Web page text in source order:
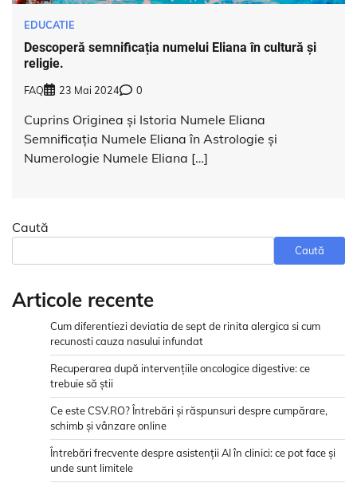
EDUCATIE
Descoperă semnificația numelui Eliana în cultură și
religie.
FAQ 23 Mai 2024 0
Cuprins Originea și Istoria Numele Eliana
Semnificația Numele Eliana în Astrologie și
Numerologie Numele Eliana […]
Caută
Caută
Articole recente
Cum diferentiezi deviatia de sept de rinita alergica si cum
recunosti cauza nasului infundat
Recuperarea după intervențiile oncologice digestive: ce
trebuie să știi
Ce este CSV.RO? Întrebări și răspunsuri despre cumpărare,
schimb și vânzare online
Întrebări frecvente despre asistenții AI în clinici: ce pot face și
unde sunt limitele